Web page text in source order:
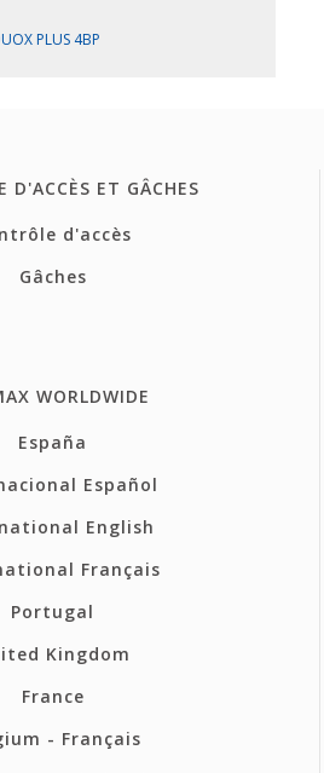
PLUS 4BP
D'ACCÈS ET GÂCHES
d'accès
Gâches
WORLDWIDE
España
Español
English
Français
Portugal
Kingdom
France
- Français